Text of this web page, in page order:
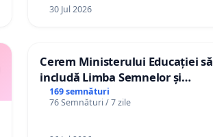
30 Jul 2026
Cerem Ministerului Educației să
includă Limba Semnelor și
alfabetul Braille în școlile din
Republica Moldova!
169 semnături
76 Semnături / 7 zile